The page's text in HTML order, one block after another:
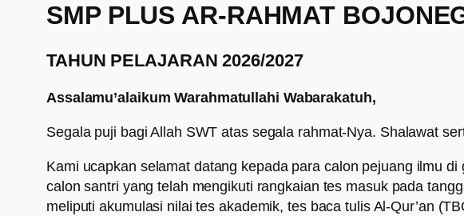
SMP PLUS AR-RAHMAT
TAHUN PELAJARAN 2026/2027
Assalamu’alaikum Warahmatullahi Wabarakatuh,
Segala puji bagi Allah SWT atas segala rahmat-Nya. Shalawat
Kami ucapkan selamat datang kepada para calon pejuang ilmu di
calon santri yang telah mengikuti rangkaian tes masuk pada
meliputi akumulasi nilai tes akademik, tes baca tulis Al-Qur’an